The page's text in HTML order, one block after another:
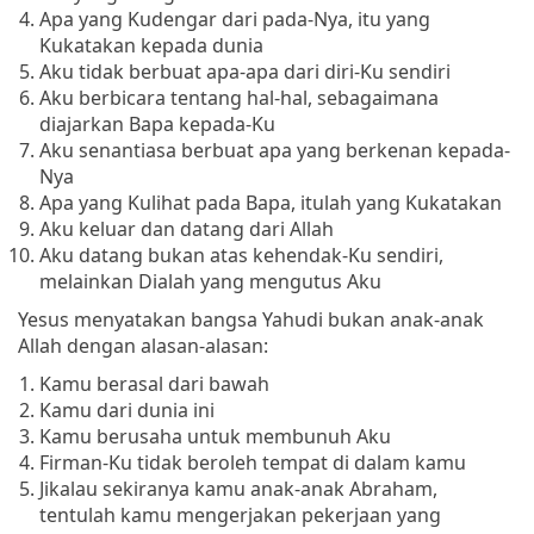
Apa yang Kudengar dari pada-Nya, itu yang
Kukatakan kepada dunia
Aku tidak berbuat apa-apa dari diri-Ku sendiri
Aku berbicara tentang hal-hal, sebagaimana
diajarkan Bapa kepada-Ku
Aku senantiasa berbuat apa yang berkenan kepada-
Nya
Apa yang Kulihat pada Bapa, itulah yang Kukatakan
Aku keluar dan datang dari Allah
Aku datang bukan atas kehendak-Ku sendiri,
melainkan Dialah yang mengutus Aku
Yesus menyatakan bangsa Yahudi bukan anak-anak
Allah dengan alasan-alasan:
Kamu berasal dari bawah
Kamu dari dunia ini
Kamu berusaha untuk membunuh Aku
Firman-Ku tidak beroleh tempat di dalam kamu
Jikalau sekiranya kamu anak-anak Abraham,
tentulah kamu mengerjakan pekerjaan yang